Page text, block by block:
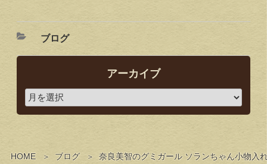
HOME ブログ 奈良美智のグミガール ソランちゃん小物入
ブログ
アーカイブ